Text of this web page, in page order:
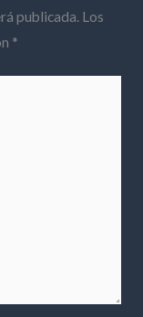
publicada. Los
*